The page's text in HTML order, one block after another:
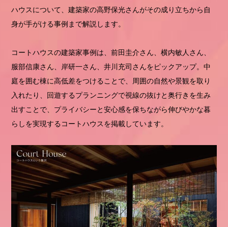
ハウスについて、建築家の高野保光さんがその成り立ちから自
身が手がける事例まで解説します。
コートハウスの建築家事例は、前田圭介さん、横内敏人さん、
服部信康さん、岸研一さん、井川充司さんをピックアップ。中
庭を囲む棟に高低差をつけることで、周囲の自然や景観を取り
入れたり、回遊するプランニングで視線の抜けと奥行きを生み
出すことで、プライバシーと安心感を保ちながら伸びやかな暮
らしを実現するコートハウスを掲載しています。